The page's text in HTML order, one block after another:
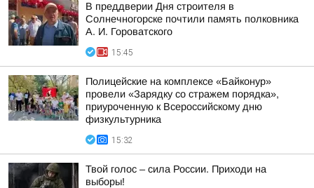
В преддверии Дня строителя в
Солнечногорске почтили память полковника
А. И. Гороватского
15:45
Полицейские на комплексе «Байконур»
провели «Зарядку со стражем порядка»,
приуроченную к Всероссийскому дню
физкультурника
15:32
Твой голос – сила России. Приходи на
выборы!